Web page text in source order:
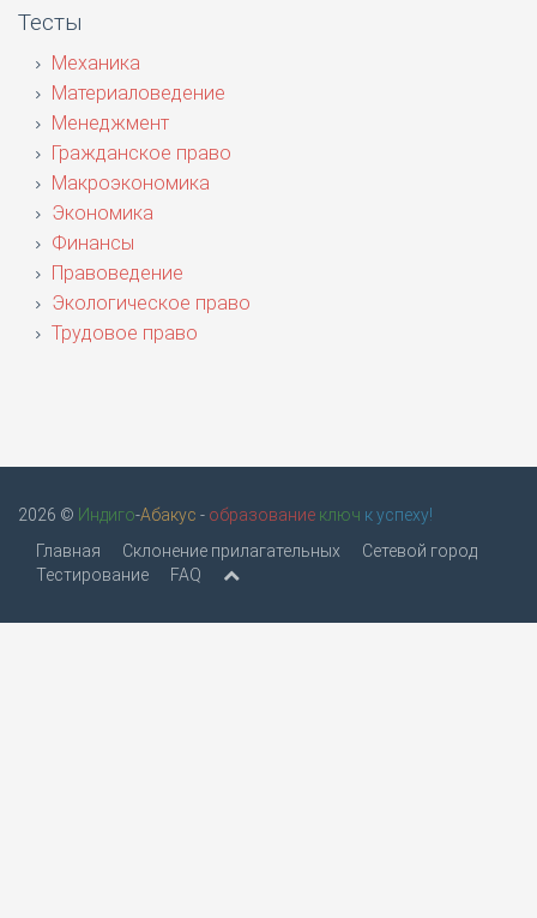
Тесты
Механика
Материаловедение
Менеджмент
Гражданское право
Макроэкономика
Экономика
Финансы
Правоведение
Экологическое право
Трудовое право
2026 © Индиго-Абакус - образование ключ к успеху!
Главная
Склонение прилагательных
Сетевой город
Тестирование
FAQ